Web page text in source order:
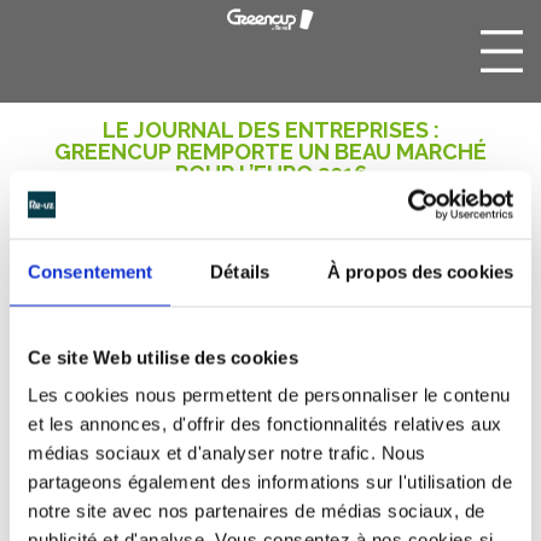
Consentement Détails À propos des cookies
Ce site Web utilise des cookies
Les cookies nous permettent de personnaliser le contenu
et les annonces, d'offrir des fonctionnalités relatives aux
médias sociaux et d'analyser notre trafic. Nous
partageons également des informations sur l'utilisation de
notre site avec nos partenaires de médias sociaux, de
LE JOURNAL DES ENTREPRISES :
GREENCUP REMPORTE UN BEAU MARCHÉ
POUR L’EURO 2016
en plastique réutilisables personnalisés à l’effigie de tout
déchet causé par l’utilisation des gobelets jetables.
Voir l’article